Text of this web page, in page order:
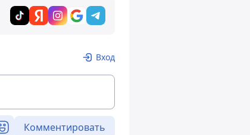
Вход
Комментировать